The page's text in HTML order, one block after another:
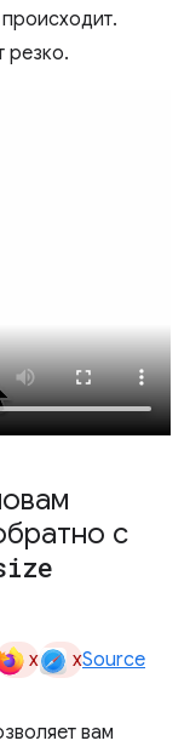
резко.
с
x xSource
вам